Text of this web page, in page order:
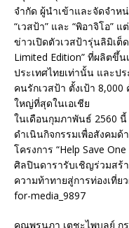
จำกัด ผู้นำเข้าและจัดจำห
“เวสป้า” และ “พิอาจิโอ”
ข่าวเปิดตัวเวสป้ารุ่นลิมิเต็
Limited Edition” ที่ผลิตขึ้
ประเทศไทยเท่านั้น และป
คนรักเวสป้า ตั้งเป้า
ใหญ่ที่สุดในเอเชีย
ในเดือนกุมภาพันธ์ 2560
ดำเนินกิจกรรมเพื่อสังคม
โครงการ “Help Save
ศิลปินดารารับเชิญร่วมสร้
ความท้าทายสู่การท่องเที่ย
for-media_9897
คุณพรนฎา เตชะไพบูลย์ ก